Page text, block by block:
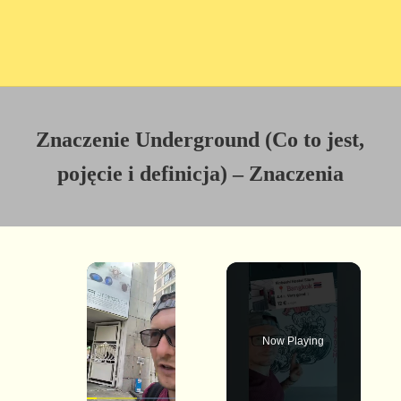
Znaczenie Underground (Co to jest,
pojęcie i definicja) – Znaczenia
×
Now Playing